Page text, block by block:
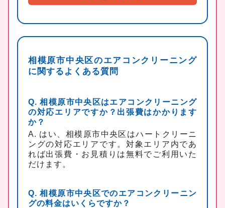
相模原市中央区のエアコンクリーニング
に関するよくある質問
Q. 相模原市中央区はエアコンクリーニング
の対応エリアですか？出張費はかかります
か？
A. はい、相模原市中央区はハートクリーニ
ングの対応エリアです。対象エリア内であ
れば出張費・お見積りは無料でご利用いた
だけます。
Q. 相模原市中央区でのエアコンクリーニン
グの料金はいくらですか？